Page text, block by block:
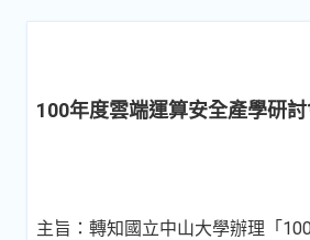
100年度雲端運算安全產學研
主旨：轉知國立中山大學辦理「